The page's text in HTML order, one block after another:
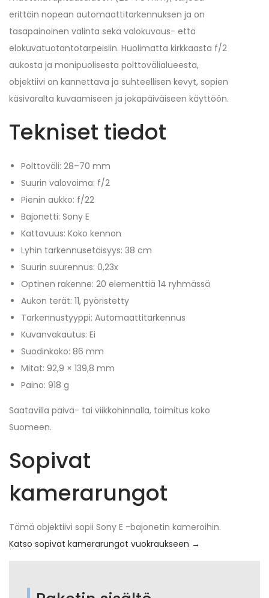
erittäin nopean automaattitarkennuksen ja on
tasapainoinen valinta sekä valokuvaus- että
elokuvatuotantotarpeisiin. Huolimatta kirkkaasta f/2
aukosta ja monipuolisesta polttovälialueesta,
objektiivi on kannettava ja suhteellisen kevyt, sopien
käsivaralta kuvaamiseen ja jokapäiväiseen käyttöön.
Tekniset tiedot
Polttoväli: 28–70 mm
Suurin valovoima: f/2
Pienin aukko: f/22
Bajonetti: Sony E
Kattavuus: Koko kennon
Lyhin tarkennusetäisyys: 38 cm
Suurin suurennus: 0,23x
Optinen rakenne: 20 elementtiä 14 ryhmässä
Aukon terät: 11, pyöristetty
Tarkennustyyppi: Automaattitarkennus
Kuvanvakautus: Ei
Suodinkoko: 86 mm
Mitat: 92,9 × 139,8 mm
Paino: 918 g
Saatavilla päivä- tai viikkohinnalla, toimitus koko
Suomeen.
Sopivat
kamerarungot
Tämä objektiivi sopii Sony E -bajonetin kameroihin.
Katso sopivat kamerarungot vuokraukseen →